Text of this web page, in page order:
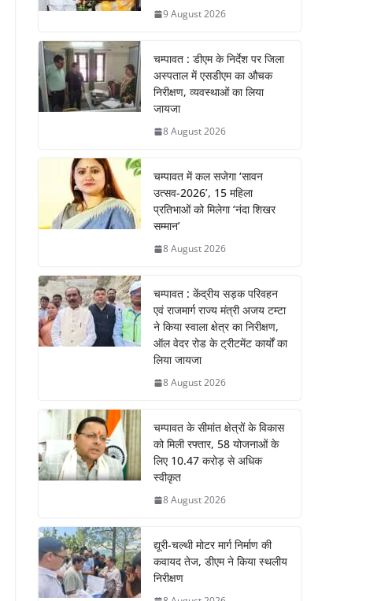
9 August 2026
चम्पावत : डीएम के निर्देश पर जिला
अस्पताल में एसडीएम का औचक
निरीक्षण, व्यवस्थाओं का लिया
जायजा
8 August 2026
चम्पावत में कल सजेगा ‘सावन
उत्सव-2026’, 15 महिला
प्रतिभाओं को मिलेगा ‘नंदा शिखर
सम्मान’
8 August 2026
चम्पावत : केंद्रीय सड़क परिवहन
एवं राजमार्ग राज्य मंत्री अजय टम्टा
ने किया स्वाला क्षेत्र का निरीक्षण,
ऑल वेदर रोड के ट्रीटमेंट कार्यों का
लिया जायजा
8 August 2026
चम्पावत के सीमांत क्षेत्रों के विकास
को मिली रफ्तार, 58 योजनाओं के
लिए 10.47 करोड़ से अधिक
स्वीकृत
8 August 2026
द्यूरी-चल्थी मोटर मार्ग निर्माण की
कवायद तेज, डीएम ने किया स्थलीय
निरीक्षण